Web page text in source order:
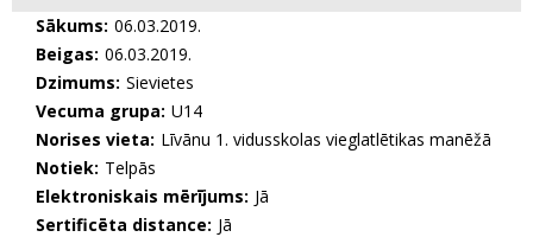
Sākums: 06.03.2019.
Beigas: 06.03.2019.
Dzimums: Sievietes
Vecuma grupa: U14
Norises vieta: Līvānu 1. vidusskolas vieglatlētikas manēžā
Notiek: Telpās
Elektroniskais mērījums: Jā
Sertificēta distance: Jā